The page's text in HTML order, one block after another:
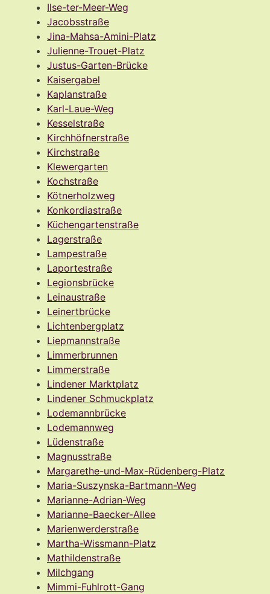
Ilse-ter-Meer-Weg
Jacobsstraße
Jina-Mahsa-Amini-Platz
Julienne-Trouet-Platz
Justus-Garten-Brücke
Kaisergabel
Kaplanstraße
Karl-Laue-Weg
Kesselstraße
Kirchhöfnerstraße
Kirchstraße
Klewergarten
Kochstraße
Kötnerholzweg
Konkordiastraße
Küchengartenstraße
Lagerstraße
Lampestraße
Laportestraße
Legionsbrücke
Leinaustraße
Leinertbrücke
Lichtenbergplatz
Liepmannstraße
Limmerbrunnen
Limmerstraße
Lindener Marktplatz
Lindener Schmuckplatz
Lodemannbrücke
Lodemannweg
Lüdenstraße
Magnusstraße
Margarethe-und-Max-Rüdenberg-Platz
Maria-Suszynska-Bartmann-Weg
Marianne-Adrian-Weg
Marianne-Baecker-Allee
Marienwerderstraße
Martha-Wissmann-Platz
Mathildenstraße
Milchgang
Mimmi-Fuhlrott-Gang